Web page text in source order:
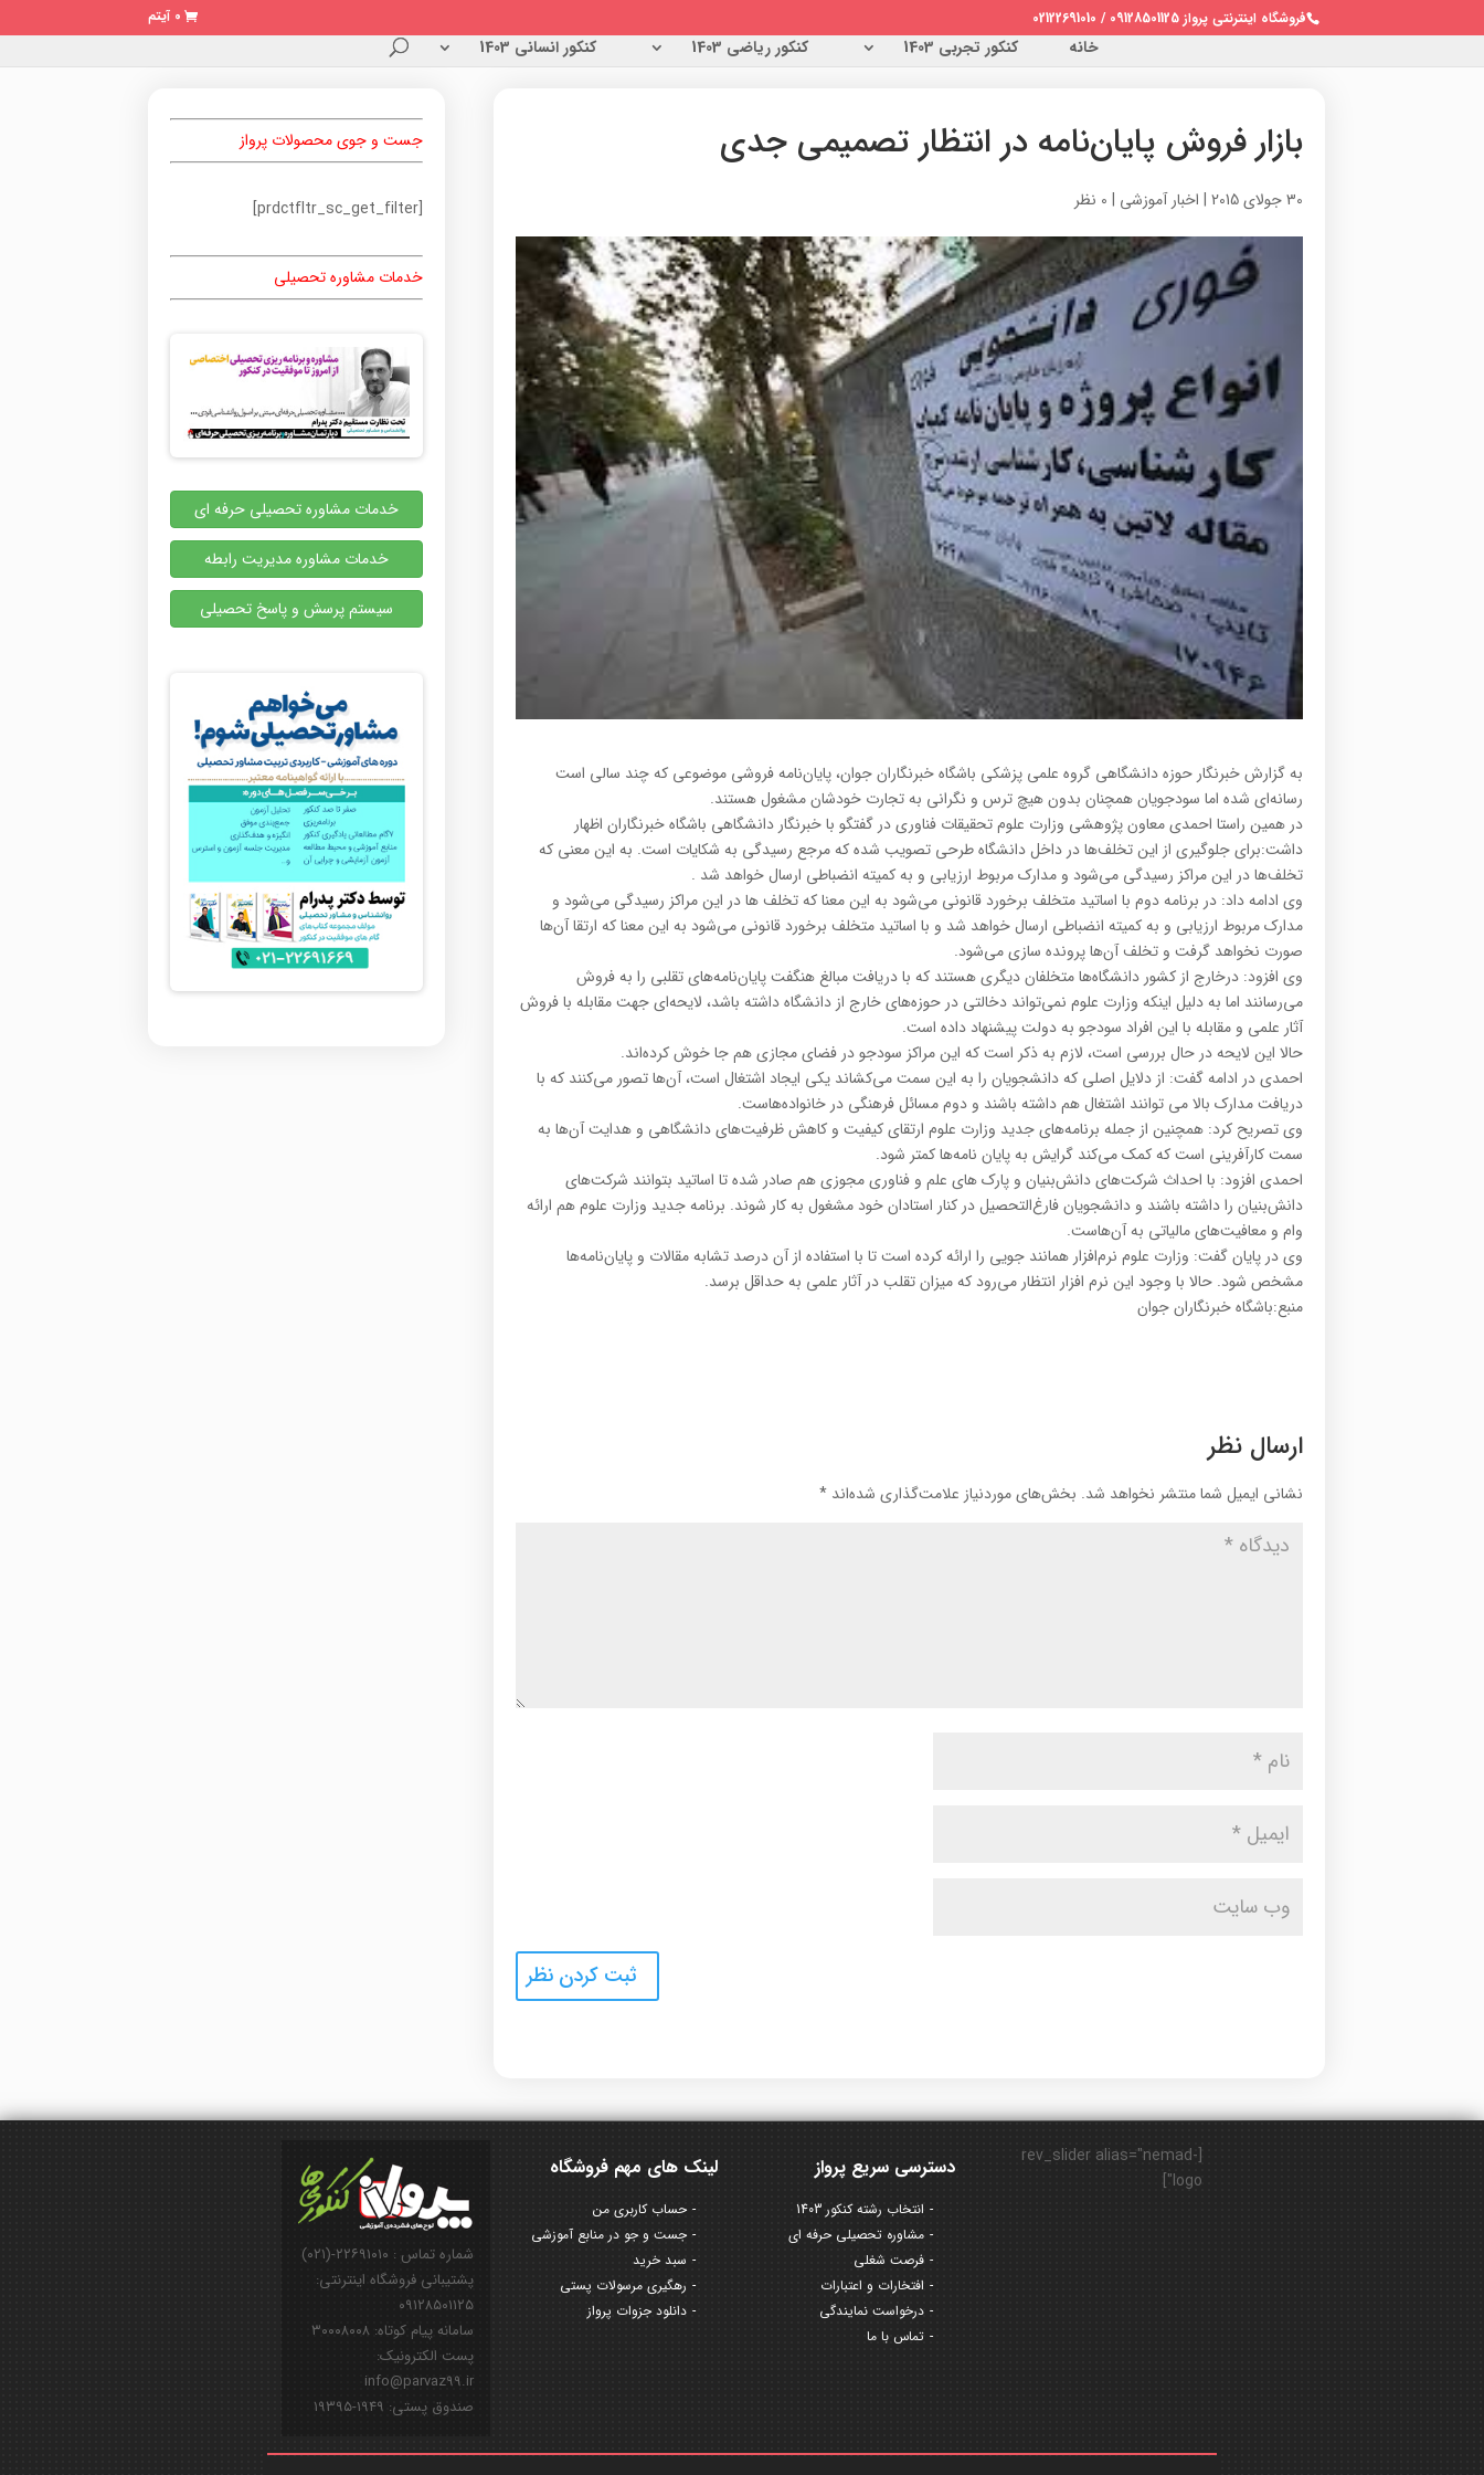
فروشگاه اینترنتی پرواز 09128501125 / 02122691010 0 آیتم
خانه کنکور تجربی 1403 کنکور ریاضی 1403 کنکور انسانی 1403
بازار فروش پایان‌نامه‌ در انتظار تصمیمی جدی
30 جولای 2015 | اخبار آموزشی | 0 نظر
به گزارش خبرنگار حوزه دانشگاهی گروه علمی پزشکی باشگاه خبرنگاران جوان، پایان‌نامه‌ فروشی موضوعی که چند سالی است
رسانه‌‌ای شده اما سودجویان همچنان بدون هیچ ترس و نگرانی به تجارت خودشان مشغول‌ هستند.
در همین راستا احمدی معاون پژوهشی وزارت علوم تحقیقات فناوری در گفتگو با خبرنگار دانشگاهی باشگاه خبرنگاران اظهار
داشت:برای جلوگیری از این تخلف‌ها در داخل دانشگاه طرحی تصویب شده که مرجع رسیدگی به شکایات است. به این معنی که
تخلف‌ها در این مراکز رسیدگی می‌شود و مدارک مربوط ارزیابی و به کمیته انضباطی ارسال خواهد شد .
وی ادامه داد: در برنامه دوم با اساتید متخلف برخورد قانونی می‌شود به این معنا که تخلف ها در این مراکز رسیدگی می‌شود و
مدارک مربوط ارزیابی و به کمیته انضباطی ارسال خواهد شد و با اساتید متخلف برخورد قانونی می‌شود به این معنا که ارتقا آن‌ها
صورت نخواهد گرفت و تخلف آن‌ها پرونده سازی می‌شود.
وی افزود: درخارج از کشور دانشگاه‌ها متخلفان دیگری هستند که با دریافت مبالغ هنگفت پایان‌نامه‌های تقلبی را به فروش
می‌رسانند اما به دلیل اینکه وزارت علوم نمی‌تواند دخالتی در حوزه‌های خارج از دانشگاه داشته باشد، لایحه‌ای جهت مقابله با فروش
آثار علمی و مقابله با این افراد سودجو به دولت پیشنهاد داده است.
حالا این لایحه در حال بررسی است، لازم به ذکر است که این مراکز سودجو در فضای مجازی هم جا خوش کرده‌اند.
احمدی در ادامه گفت: از دلایل اصلی که دانشجویان را به این سمت می‌کشاند یکی ایجاد اشتغال است، آن‌ها تصور می‌کنند که با
دریافت مدارک بالا می توانند اشتغال هم داشته باشند و دوم مسائل فرهنگی در خانواده‌هاست.
وی تصریح کرد: همچنین از جمله برنامه‌های جدید وزارت علوم ارتقای کیفیت و کاهش ظرفیت‌های دانشگاهی و هدایت آن‌ها به
سمت کارآفرینی است که کمک می‌کند گرایش به پایان نامه‌ها کمتر شود.
احمدی افزود: با احداث شرکت‌های دانش‌بنیان و پارک های علم و فناوری مجوزی هم صادر شده تا اساتید بتوانند شرکت‌های
دانش‌بنیان را داشته باشند و دانشجویان فارغ‌التحصیل در کنار استادان خود مشغول به کار شوند. برنامه جدید وزارت علوم هم ارائه
وام و معافیت‌های مالیاتی به آن‌هاست.
وی در پایان گفت: وزارت علوم نرم‌افزار همانند جویی را ارائه کرده است تا با استفاده از آن درصد تشابه مقالات و پایان‌نامه‌ها
مشخص شود. حالا با وجود این نرم افزار انتظار می‌رود که میزان تقلب در آثار علمی به حداقل برسد.
منبع:باشگاه خبرنگاران جوان
ارسال نظر
نشانی ایمیل شما منتشر نخواهد شد. بخش‌های موردنیاز علامت‌گذاری شده‌اند*
جست و جوی محصولات پرواز
[prdctfltr_sc_get_filter]
خدمات مشاوره تحصیلی
خدمات مشاوره تحصیلی حرفه ای
خدمات مشاوره مدیریت رابطه
سیستم پرسش و پاسخ تحصیلی
شماره تماس : ۲۲۶۹۱۰۱۰-(۰۲۱)
پشتیبانی فروشگاه اینترنتی:
۰۹۱۲۸۵۰۱۱۲۵
سامانه پیام کوتاه: ۳۰۰۰۸۰۰۸
پست الکترونیک:
info@parvaz99.ir
صندوق پستی: ۱۹۴۹-۱۹۳۹۵
لینک های مهم فروشگاه
حساب کاربری من
جست و جو در منابع آموزشی
سبد خرید
رهگیری مرسولات پستی
دانلود جزوات پرواز
دسترسی سریع پرواز
انتخاب رشته کنکور 1403
مشاوره تحصیلی حرفه ای
فرصت شغلی
افتخارات و اعتبارات
درخواست نمایندگی
تماس با ما
[rev_slider alias="nemad-
logo"]